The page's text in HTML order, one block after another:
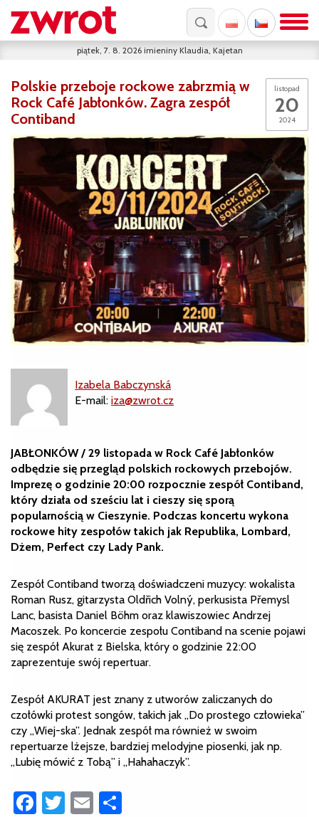
piątek, 7. 8. 2026 imieniny Klaudia, Kajetan
listopad
20
2024
Polskie przeboje rockowe zabrzmią w
Rock Café Jabłonków. Zagra zespół
Contiband
Izabela Babczynská
E-mail: iza@zwrot.cz
JABŁONKÓW / 29 listopada w Rock Café Jabłonków
odbędzie się przegląd polskich rockowych przebojów.
Imprezę o godzinie 20:00 rozpocznie zespół Contiband,
który działa od sześciu lat i cieszy się sporą
popularnością w Cieszynie. Podczas koncertu wykona
rockowe hity zespołów takich jak Republika, Lombard,
Dżem, Perfect czy Lady Pank.
Zespół Contiband tworzą doświadczeni muzycy: wokalista
Roman Rusz, gitarzysta Oldřich Volný, perkusista Přemysl
Lanc, basista Daniel Böhm oraz klawiszowiec Andrzej
Macoszek. Po koncercie zespołu Contiband na scenie pojawi
się zespół Akurat z Bielska, który o godzinie 22:00
zaprezentuje swój repertuar.
Zespół AKURAT jest znany z utworów zaliczanych do
czołówki protest songów, takich jak „Do prostego człowieka”
czy „Wiej-ska”. Jednak zespół ma również w swoim
repertuarze lżejsze, bardziej melodyjne piosenki, jak np.
„Lubię mówić z Tobą” i „Hahahaczyk”.
Facebook
Twitter
Email